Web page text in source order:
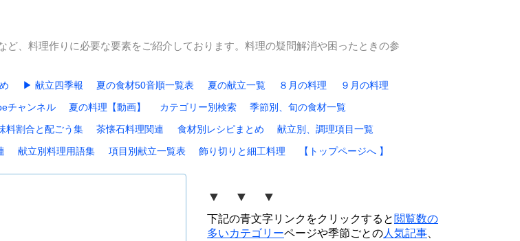
ど、料理作りに必要な要素をご紹介しております。料理の疑問解消や困ったときの参
▶ 献立四季報 夏の食材50音順一覧表 夏の献立一覧 ８月の料理
９月の料理
チャンネル 夏の料理【動画】 カテゴリー別検索
季節別、旬の食材一覧
料割合と配ごう集 茶懐石料理関連 食材別レシピまとめ
献立別、調理項目一覧
献立別料理用語集 項目別献立一覧表 飾り切りと細工料理 【トップページへ 】
▼ ▼ ▼
下記の青文字リンクをクリックすると 閲覧数の
多いカテゴリーページや季節ごとの人気記事